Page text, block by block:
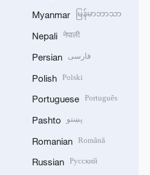
Myanmar မြန်မာဘာသာ
Nepali नेपाली
Persian فارسی
Polish Polski
Portuguese Português
Pashto پښتو
Romanian Română
Russian Русский